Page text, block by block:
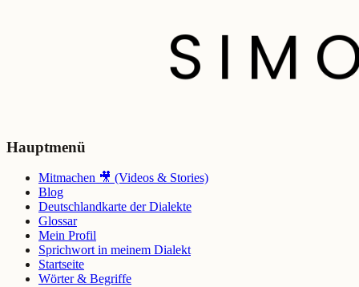
Hauptmenü
Mitmachen 🎥 (Videos & Stories)
Blog
Deutschlandkarte der Dialekte
Glossar
Mein Profil
Sprichwort in meinem Dialekt
Startseite
Wörter & Begriffe